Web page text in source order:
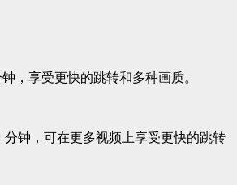
，享受更快的跳转和多种画质。
分钟，可在更多视频上享受更快的跳转